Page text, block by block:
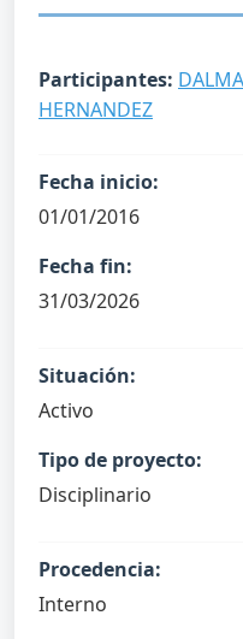
Participantes:
HERNANDEZ
Fecha inicio:
01/01/2016
Fecha fin:
31/03/2026
Situación:
Activo
Tipo de proyecto:
Disciplinario
Procedencia:
Interno